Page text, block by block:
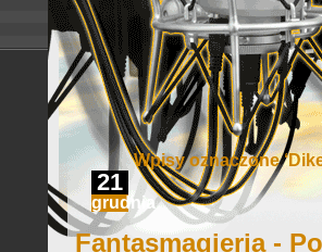
Wpisy oznaczone
21
grudnia
Fantasmagieria -